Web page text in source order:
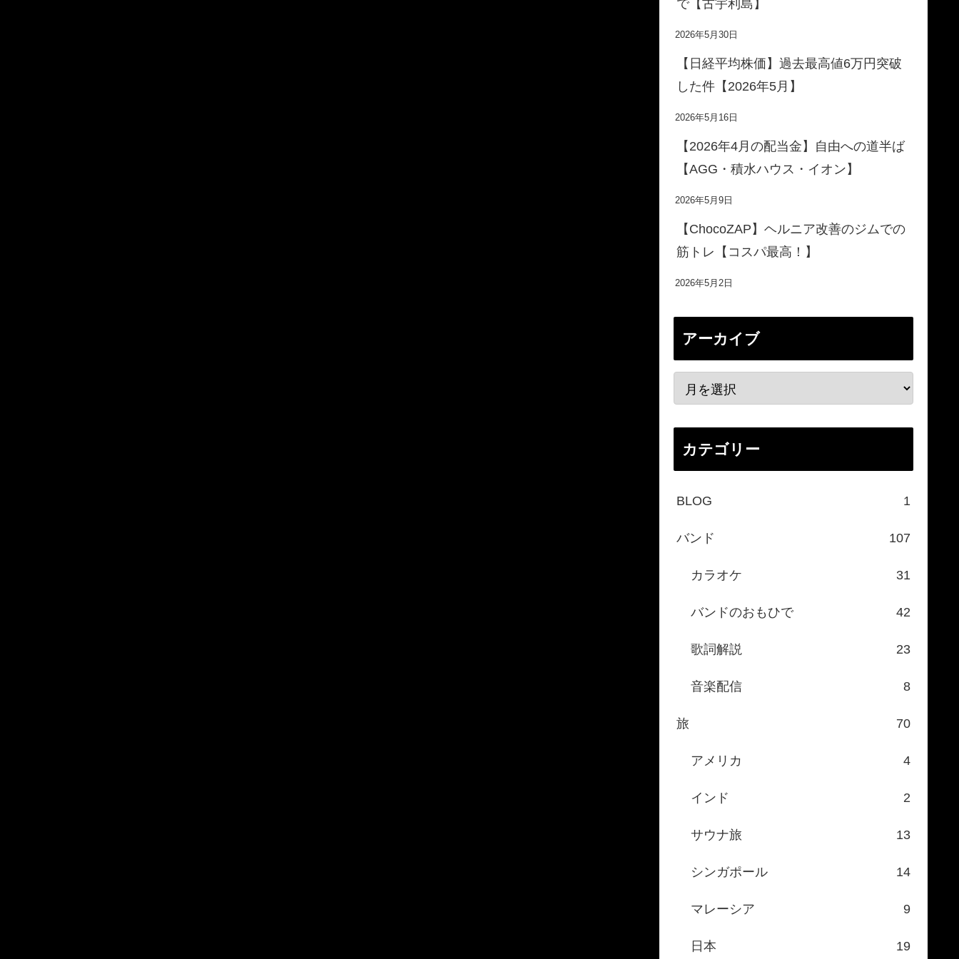
で【古宇利島】
2026年5月30日
【日経平均株価】過去最高値6万円突破
した件【2026年5月】
2026年5月16日
【2026年4月の配当金】自由への道半ば
【AGG・積水ハウス・イオン】
2026年5月9日
【ChocoZAP】ヘルニア改善のジムでの
筋トレ【コスパ最高！】
2026年5月2日
アーカイブ
カテゴリー
BLOG 1
バンド 107
カラオケ 31
バンドのおもひで 42
歌詞解説 23
音楽配信 8
旅 70
アメリカ 4
インド 2
サウナ旅 13
シンガポール 14
マレーシア 9
日本 19